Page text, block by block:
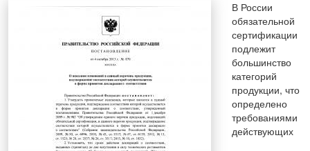
В России
обязательной
сертификации
подлежит
большинство
категорий
продукции, что
определено
требованиями
действующих